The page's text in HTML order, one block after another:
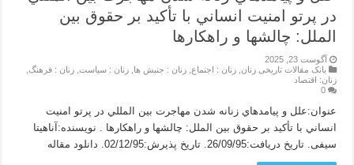
در پرتو امنيت انساني با تأكيد بر حقوق بين
الملل: چالشها و راهكارها
آگوست 23, 2025
بانک مقالات تاریخی زنان ,زنان : اجتماع ,زنان : جنبش ها ,زنان : سیاست ,زنان : فرهنگ
زنان: اقتصاد
0
عنوان:علل و پيامدهاي زنانه شدن مهاجرت بين المللي در پرتو امنيت
انساني با تأكيد بر حقوق بين الملل: چالشها و راهكارها . نویسنده:آناهیتا
سیفی. تاریخ دریافت:26/09/95. تاریخ پذیرش:02/12/95. دانلود مقاله